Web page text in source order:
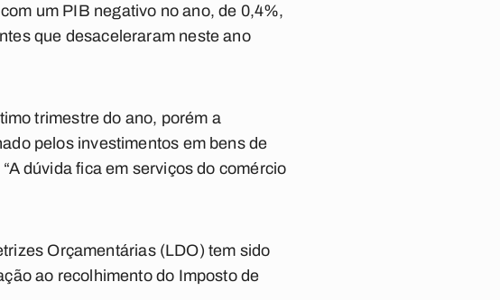
um PIB negativo no ano, de 0,4%,
que desaceleraram neste ano
trimestre do ano, porém a
pelos investimentos em bens de
dúvida fica em serviços do comércio
Orçamentárias (LDO) tem sido
ao recolhimento do Imposto de